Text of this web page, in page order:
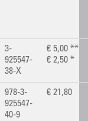
3-
925547-
38-X
€ 5,00 **
€ 2,50 *
978-3-
925547-
40-9
€ 21,80